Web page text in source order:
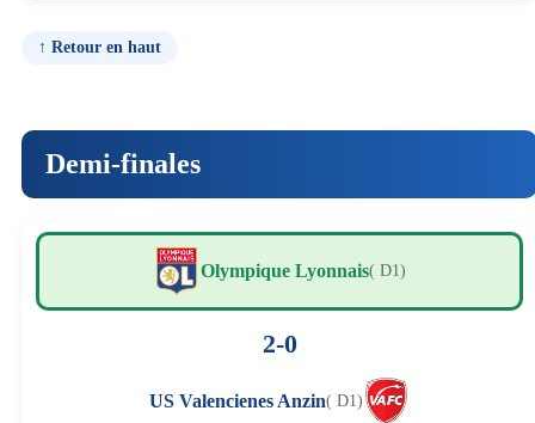
↑ Retour en haut
Demi-finales
Olympique Lyonnais( D1)
2-0
US Valencienes Anzin( D1)